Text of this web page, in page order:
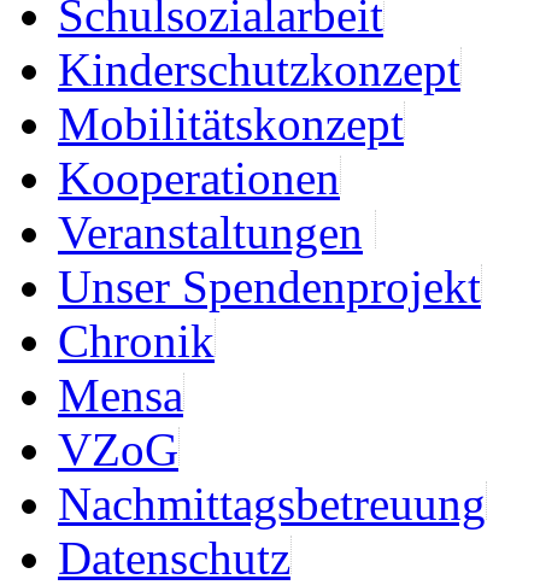
Schulsozialarbeit
Kinderschutzkonzept
Mobilitätskonzept
Kooperationen
Veranstaltungen
Unser Spendenprojekt
Chronik
Mensa
VZoG
Nachmittagsbetreuung
Datenschutz